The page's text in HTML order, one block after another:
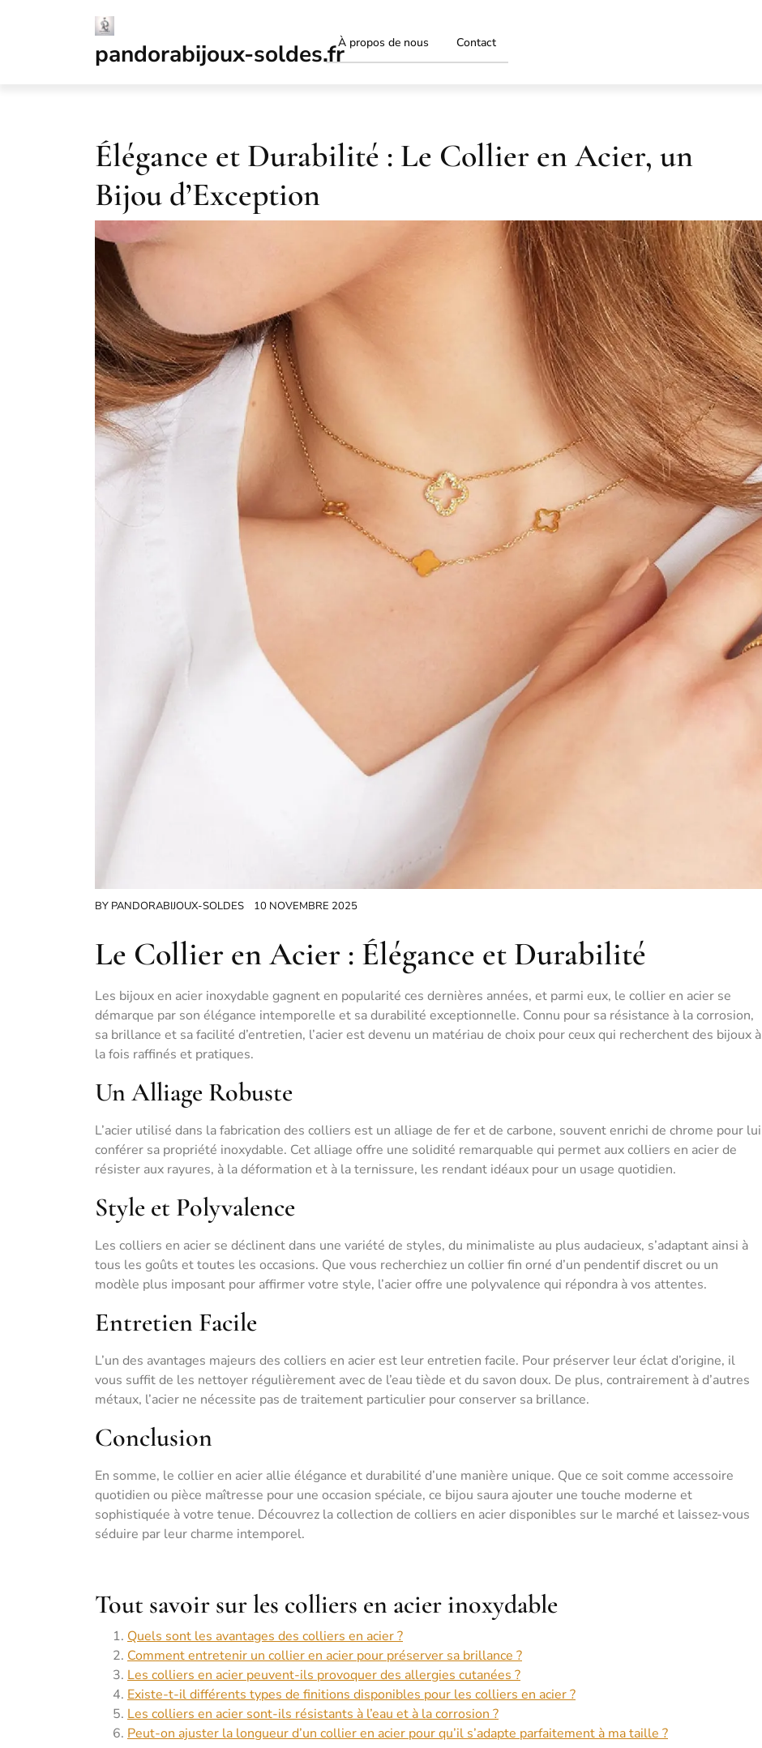
pandorabijoux-soldes.frÀ propos de nous Contact
Élégance et Durabilité : Le Collier en Acier, un
Bijou d’Exception
BY PANDORABIJOUX-SOLDES 10 NOVEMBRE 2025
Le Collier en Acier : Élégance et Durabilité
Les bijoux en acier inoxydable gagnent en popularité ces dernières années, et parmi eux, le collier en acier se
démarque par son élégance intemporelle et sa durabilité exceptionnelle. Connu pour sa résistance à la corrosion,
sa brillance et sa facilité d’entretien, l’acier est devenu un matériau de choix pour ceux qui recherchent des bijoux à
la fois raffinés et pratiques.
Un Alliage Robuste
L’acier utilisé dans la fabrication des colliers est un alliage de fer et de carbone, souvent enrichi de chrome pour lui
conférer sa propriété inoxydable. Cet alliage offre une solidité remarquable qui permet aux colliers en acier de
résister aux rayures, à la déformation et à la ternissure, les rendant idéaux pour un usage quotidien.
Style et Polyvalence
Les colliers en acier se déclinent dans une variété de styles, du minimaliste au plus audacieux, s’adaptant ainsi à
tous les goûts et toutes les occasions. Que vous recherchiez un collier fin orné d’un pendentif discret ou un
modèle plus imposant pour affirmer votre style, l’acier offre une polyvalence qui répondra à vos attentes.
Entretien Facile
L’un des avantages majeurs des colliers en acier est leur entretien facile. Pour préserver leur éclat d’origine, il
vous suffit de les nettoyer régulièrement avec de l’eau tiède et du savon doux. De plus, contrairement à d’autres
métaux, l’acier ne nécessite pas de traitement particulier pour conserver sa brillance.
Conclusion
En somme, le collier en acier allie élégance et durabilité d’une manière unique. Que ce soit comme accessoire
quotidien ou pièce maîtresse pour une occasion spéciale, ce bijou saura ajouter une touche moderne et
sophistiquée à votre tenue. Découvrez la collection de colliers en acier disponibles sur le marché et laissez-vous
séduire par leur charme intemporel.
Tout savoir sur les colliers en acier inoxydable
Quels sont les avantages des colliers en acier ?
Comment entretenir un collier en acier pour préserver sa brillance ?
Les colliers en acier peuvent-ils provoquer des allergies cutanées ?
Existe-t-il différents types de finitions disponibles pour les colliers en acier ?
Les colliers en acier sont-ils résistants à l’eau et à la corrosion ?
Peut-on ajuster la longueur d’un collier en acier pour qu’il s’adapte parfaitement à ma taille ?